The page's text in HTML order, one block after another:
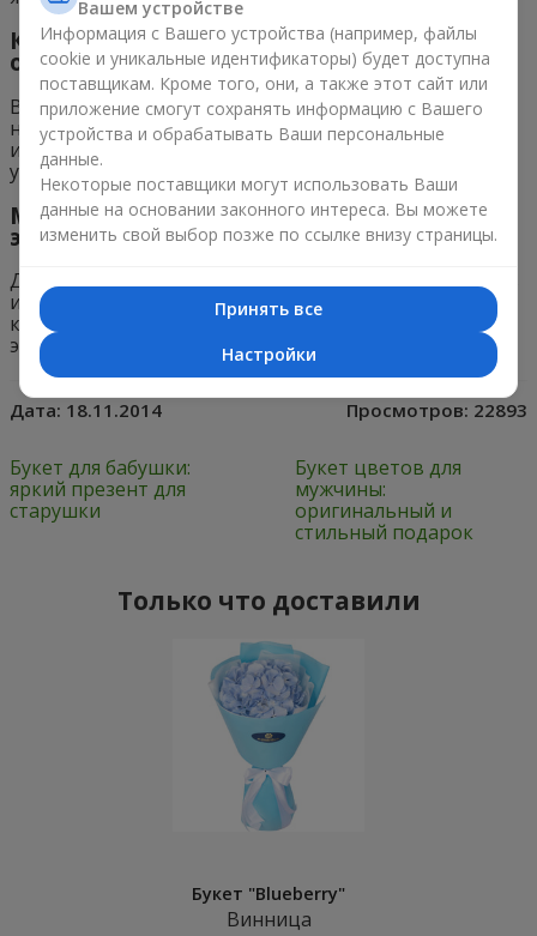
Как подобрать похоронный букет, чтобы
он выразил уважение и сострадание?
Выбирайте цветы с простыми формами и
нейтральными оттенками. Также учитывайте
индивидуальные предпочтения и религиозные
убеждения семьи усопшего.
Могут ли цветы выражать определенные
эмоции на похоронах?
Да, цветы могут выражать уважение, скорбь, память
и сострадание. Поэтому важно выбирать такие
композиции, которые передадут подходящие
эмоции и будут уместны на церемонии прощания.
Дата: 18.11.2014 Просмотров: 22893
Букет для бабушки:
яркий презент для
старушки
Букет цветов для
мужчины:
оригинальный и
стильный подарок
Только что доставили
Букет "Blueberry"
Винница
Вашем устройстве
Информация с Вашего устройства (например, файлы
cookie и уникальные идентификаторы) будет доступна
поставщикам. Кроме того, они, а также этот сайт или
приложение смогут сохранять информацию с Вашего
устройства и обрабатывать Ваши персональные
данные.
Некоторые поставщики могут использовать Ваши
данные на основании законного интереса. Вы можете
изменить свой выбор позже по ссылке внизу страницы.
Принять все
Настройки